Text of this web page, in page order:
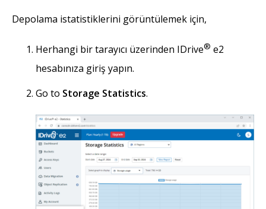
Depolama istatistiklerini görüntülemek için,
Herhangi bir tarayıcı üzerinden IDrive® e2
hesabınıza giriş yapın.
Go to Storage Statistics.